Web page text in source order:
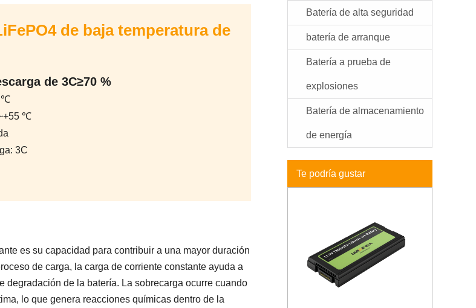
de baja temperatura de
de 3C≥70 %
℃
℃
3C
es su capacidad para contribuir a una mayor duración
de carga, la carga de corriente constante ayuda a
degradación de la batería. La sobrecarga ocurre cuando
lo que genera reacciones químicas dentro de la
Batería de alta seguridad
batería de arranque
Batería a prueba de
explosiones
Batería de almacenamiento
de energía
Te podría gustar